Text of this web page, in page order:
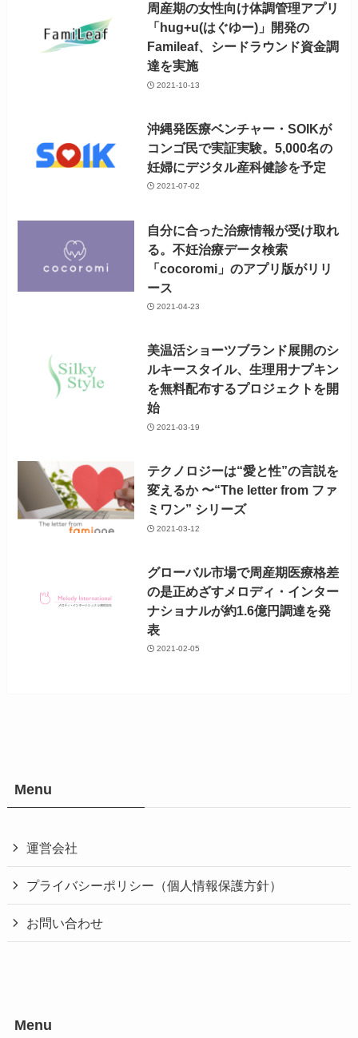
周産期の女性向け体調管理アプリ
「hug+u(はぐゆー)」開発の
Famileaf、シードラウンド資金調
達を実施
2021-10-13
沖縄発医療ベンチャー・SOIKが
コンゴ民で実証実験。5,000名の
妊婦にデジタル産科健診を予定
2021-07-02
自分に合った治療情報が受け取れ
る。不妊治療データ検索
「cocoromi」のアプリ版がリリ
ース
2021-04-23
美温活ショーツブランド展開のシ
ルキースタイル、生理用ナプキン
を無料配布するプロジェクトを開
始
2021-03-19
テクノロジーは“愛と性”の言説を
変えるか 〜“The letter from ファ
ミワン” シリーズ
2021-03-12
グローバル市場で周産期医療格差
の是正めざすメロディ・インター
ナショナルが約1.6億円調達を発
表
2021-02-05
Menu
運営会社
プライバシーポリシー（個人情報保護方針）
お問い合わせ
Menu